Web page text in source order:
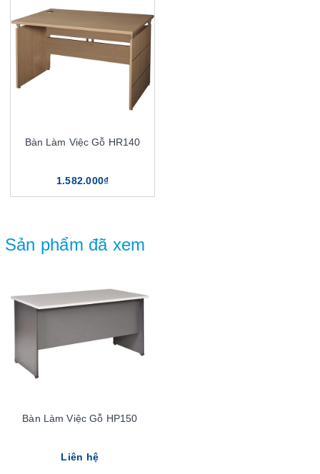
Bàn Làm Việc Gỗ HR140
1.582.000₫
Sản phẩm đã xem
Bàn Làm Việc Gỗ HP150
Liên hệ